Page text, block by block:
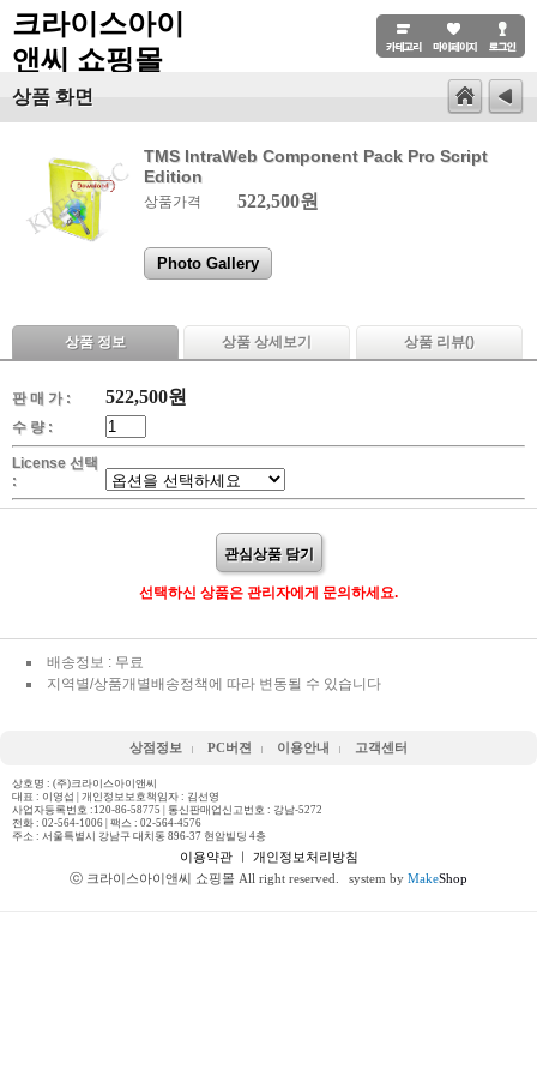
크라이스아이
앤씨 쇼핑몰
상품 화면
TMS IntraWeb Component Pack Pro Script
Edition
상품가격 522,500원
Photo Gallery
상품 정보 상품 상세보기 상품 리뷰()
판 매 가 : 522,500원
수 량 :
License 선택
:
관심상품 담기
선택하신 상품은 관리자에게 문의하세요.
배송정보 : 무료
지역별/상품개별배송정책에 따라 변동될 수 있습니다
상점정보 PC버젼 이용안내 고객센터
상호명 : (주)크라이스아이앤씨
대표 : 이영섭 | 개인정보보호책임자 : 김선영
사업자등록번호 :120-86-58775 | 통신판매업신고번호 : 강남-5272
전화 : 02-564-1006 | 팩스 : 02-564-4576
주소 : 서울특별시 강남구 대치동 896-37 현암빌딩 4층
이용약관ㅣ 개인정보처리방침
ⓒ 크라이스아이앤씨 쇼핑몰 All right reserved.
system by MakeShop